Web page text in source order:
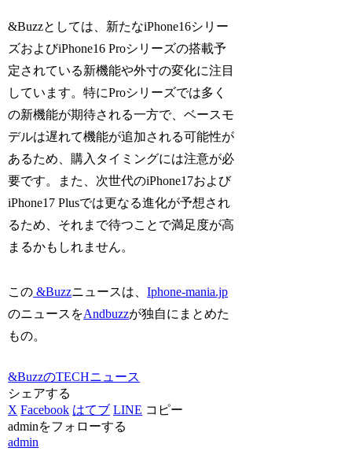
&Buzzとしては、新たなiPhone16シリー
ズおよびiPhone16 Proシリーズの搭載予
定されている新機能や外寸の変化に注目
しています。特にProシリーズでは多く
の新機能が期待される一方で、ベースモ
デルは遅れて機能が追加される可能性が
あるため、購入タイミングには注意が必
要です。また、次世代のiPhone17および
iPhone17 Plusでは更なる進化が予想され
るため、それまで待つことで満足度が高
まるかもしれません。
この &Buzzニュースは、Iphone-mania.jp
のニュースをAndbuzzが独自にまとめた
もの。
&BuzzのTECHニュース
シェアする
X Facebook はてブ LINE コピー
adminをフォローする
admin